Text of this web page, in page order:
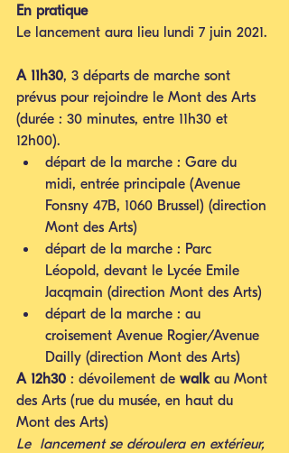
En pratique
Le lancement aura lieu lundi 7 juin 2021.
A 11h30, 3 départs de marche sont
prévus pour rejoindre le Mont des Arts
(durée : 30 minutes, entre 11h30 et
12h00).
départ de la marche : Gare du
midi, entrée principale (Avenue
Fonsny 47B, 1060 Brussel) (direction
Mont des Arts)
départ de la marche : Parc
Léopold, devant le Lycée Emile
Jacqmain (direction Mont des Arts)
départ de la marche : au
croisement Avenue Rogier/Avenue
Dailly (direction Mont des Arts)
A 12h30 : dévoilement de walk au Mont
des Arts (rue du musée, en haut du
Mont des Arts)
Le  lancement se déroulera en extérieur,